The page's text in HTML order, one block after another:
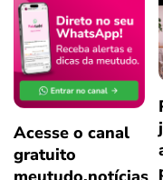
Acesse o canal
gratuito